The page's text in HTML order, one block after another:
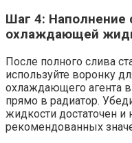
Шаг 4: Наполнение
охлаждающей
После полного слива
используйте воронку
охлаждающего агента
прямо в радиатор.
жидкости достаточен
рекомендованных